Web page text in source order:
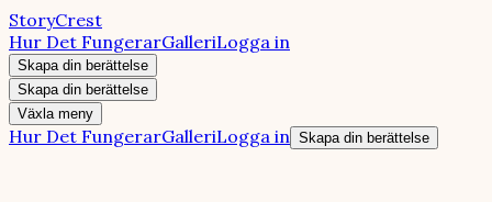
StoryCrest
Hur Det FungerarGalleriLogga in
Skapa din berättelse
Skapa din berättelse
Växla meny
Hur Det FungerarGalleriLogga in Skapa din berättelse